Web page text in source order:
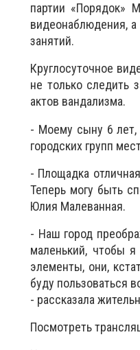
партии «Порядок»
видеонаблюдения,
занятий.
Круглосуточное
не только следить
актов вандализма.
- Моему сыну 6 лет,
городских групп
- Площадка
Теперь могу быть
Юлия Малеванная.
- Наш город
маленький, чтобы я
элементы, они,
буду пользоваться
- рассказала
Посмотреть